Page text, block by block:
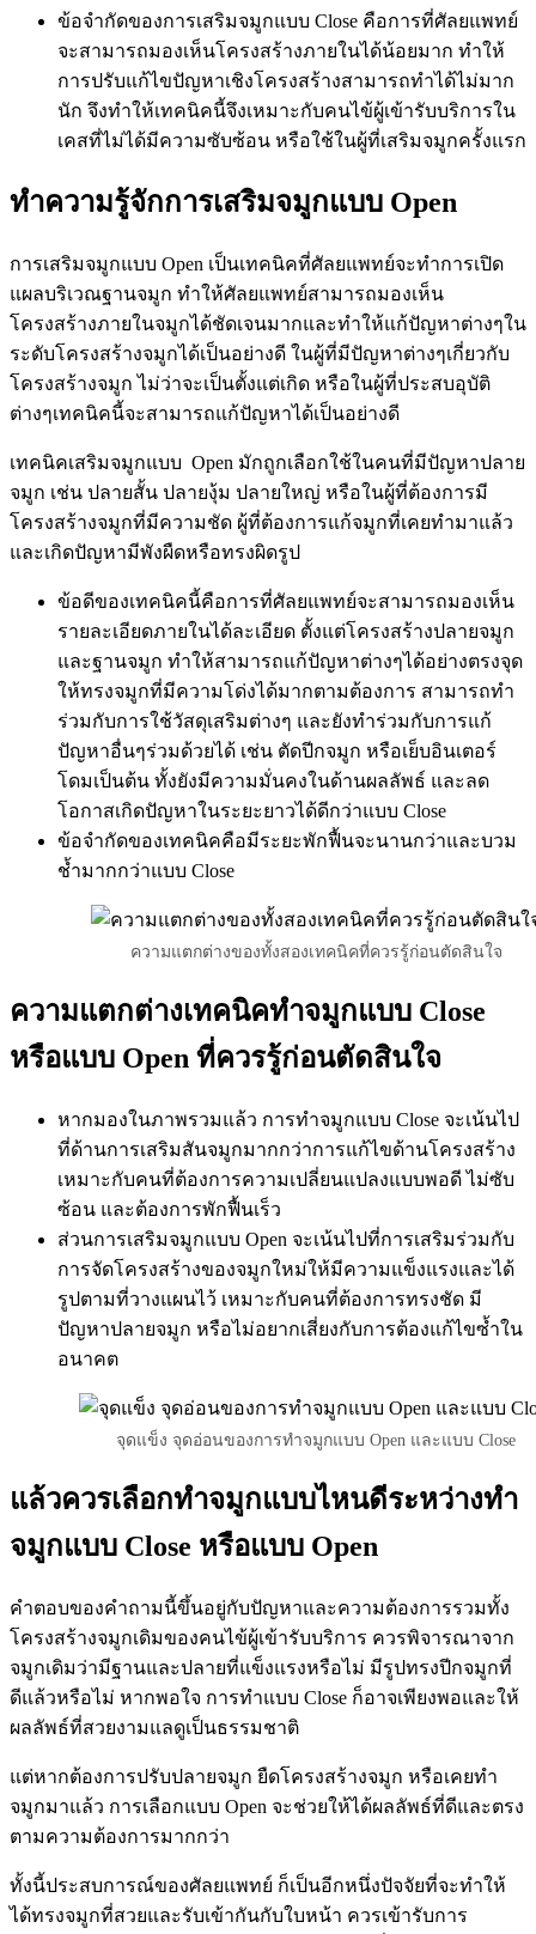
ข้อจำกัดของการเสริมจมูกแบบ Close คือการที่ศัลยแพทย์
จะสามารถมองเห็นโครงสร้างภายในได้น้อยมาก ทำให้
การปรับแก้ไขปัญหาเชิงโครงสร้างสามารถทำได้ไม่มาก
นัก จึงทำให้เทคนิคนี้จึงเหมาะกับคนไข้ผู้เข้ารับบริการใน
เคสที่ไม่ได้มีความซับซ้อน หรือใช้ในผู้ที่เสริมจมูกครั้งแรก
ทำความรู้จักการเสริมจมูกแบบ Open
การเสริมจมูกแบบ Open เป็นเทคนิคที่ศัลยแพทย์จะทำการเปิด
แผลบริเวณฐานจมูก ทำให้ศัลยแพทย์สามารถมองเห็น
โครงสร้างภายในจมูกได้ชัดเจนมากและทำให้แก้ปัญหาต่างๆใน
ระดับโครงสร้างจมูกได้เป็นอย่างดี ในผู้ที่มีปัญหาต่างๆเกี่ยวกับ
โครงสร้างจมูก ไม่ว่าจะเป็นตั้งแต่เกิด หรือในผู้ที่ประสบอุบัติ
ต่างๆเทคนิคนี้จะสามารถแก้ปัญหาได้เป็นอย่างดี
เทคนิคเสริมจมูกแบบ Open มักถูกเลือกใช้ในคนที่มีปัญหาปลาย
จมูก เช่น ปลายสั้น ปลายงุ้ม ปลายใหญ่ หรือในผู้ที่ต้องการมี
โครงสร้างจมูกที่มีความชัด ผู้ที่ต้องการแก้จมูกที่เคยทำมาแล้ว
และเกิดปัญหามีพังผืดหรือทรงผิดรูป
ข้อดีของเทคนิคนี้คือการที่ศัลยแพทย์จะสามารถมองเห็น
รายละเอียดภายในได้ละเอียด ตั้งแต่โครงสร้างปลายจมูก
และฐานจมูก ทำให้สามารถแก้ปัญหาต่างๆได้อย่างตรงจุด
ให้ทรงจมูกที่มีความโด่งได้มากตามต้องการ สามารถทำ
ร่วมกับการใช้วัสดุเสริมต่างๆ และยังทำร่วมกับการแก้
ปัญหาอื่นๆร่วมด้วยได้ เช่น ตัดปีกจมูก หรือเย็บอินเตอร์
โดมเป็นต้น ทั้งยังมีความมั่นคงในด้านผลลัพธ์ และลด
โอกาสเกิดปัญหาในระยะยาวได้ดีกว่าแบบ Close
ข้อจำกัดของเทคนิคคือมีระยะพักฟื้นจะนานกว่าและบวม
ช้ำมากกว่าแบบ Close
ความแตกต่างของทั้งสองเทคนิคที่ควรรู้ก่อนตัดสินใจ
ความแตกต่างเทคนิคทำจมูกแบบ Close
หรือแบบ Open ที่ควรรู้ก่อนตัดสินใจ
หากมองในภาพรวมแล้ว การทำจมูกแบบ Close จะเน้นไป
ที่ด้านการเสริมสันจมูกมากกว่าการแก้ไขด้านโครงสร้าง
เหมาะกับคนที่ต้องการความเปลี่ยนแปลงแบบพอดี ไม่ซับ
ซ้อน และต้องการพักฟื้นเร็ว
ส่วนการเสริมจมูกแบบ Open จะเน้นไปที่การเสริมร่วมกับ
การจัดโครงสร้างของจมูกใหม่ให้มีความแข็งแรงและได้
รูปตามที่วางแผนไว้ เหมาะกับคนที่ต้องการทรงชัด มี
ปัญหาปลายจมูก หรือไม่อยากเสี่ยงกับการต้องแก้ไขซ้ำใน
อนาคต
จุดแข็ง จุดอ่อนของการทำจมูกแบบ Open และแบบ Close
แล้วควรเลือกทำจมูกแบบไหนดีระหว่างทำ
จมูกแบบ Close หรือแบบ Open
คำตอบของคำถามนี้ขึ้นอยู่กับปัญหาและความต้องการรวมทั้ง
โครงสร้างจมูกเดิมของคนไข้ผู้เข้ารับบริการ ควรพิจารณาจาก
จมูกเดิมว่ามีฐานและปลายที่แข็งแรงหรือไม่ มีรูปทรงปีกจมูกที่
ดีแล้วหรือไม่ หากพอใจ การทำแบบ Close ก็อาจเพียงพอและให้
ผลลัพธ์ที่สวยงามแลดูเป็นธรรมชาติ
แต่หากต้องการปรับปลายจมูก ยืดโครงสร้างจมูก หรือเคยทำ
จมูกมาแล้ว การเลือกแบบ Open จะช่วยให้ได้ผลลัพธ์ที่ดีและตรง
ตามความต้องการมากกว่า
ทั้งนี้ประสบการณ์ของศัลยแพทย์ ก็เป็นอีกหนึ่งปัจจัยที่จะทำให้
ได้ทรงจมูกที่สวยและรับเข้ากันกับใบหน้า ควรเข้ารับการ